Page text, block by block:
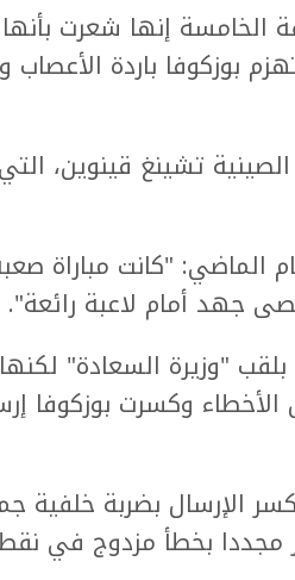
الخامسة إنها شعرت
وستواجه في دور الـ16 الصينية
الماضي: "كانت مباراة
جهد أمام لاعبة رائعة".
"وزيرة السعادة"
وكسرت بوزكوفا
كسر الإرسال بضربة
مجددا بخطأ مزدوج في